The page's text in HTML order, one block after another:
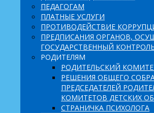
ПЕДАГОГАМ
ПЛАТНЫЕ УСЛУГИ
ПРОТИВОДЕЙСТВИЕ
ПРЕДПИСАНИЯ ОРГАНОВ,
ГОСУДАРСТВЕННЫЙ
РОДИТЕЛЯМ
РОДИТЕЛЬСКИЙ
РЕШЕНИЯ ОБЩЕГО
ПРЕДСЕДАТЕЛЕЙ
КОМИТЕТОВ ДЕТСКИХ
СТРАНИЧКА ПСИХОЛОГА